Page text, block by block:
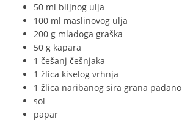
50 ml biljnog ulja
100 ml maslinovog ulja
200 g mladoga graška
50 g kapara
1 češanj češnjaka
1 žlica kiselog vrhnja
1 žlica naribanog sira grana padano
sol
papar